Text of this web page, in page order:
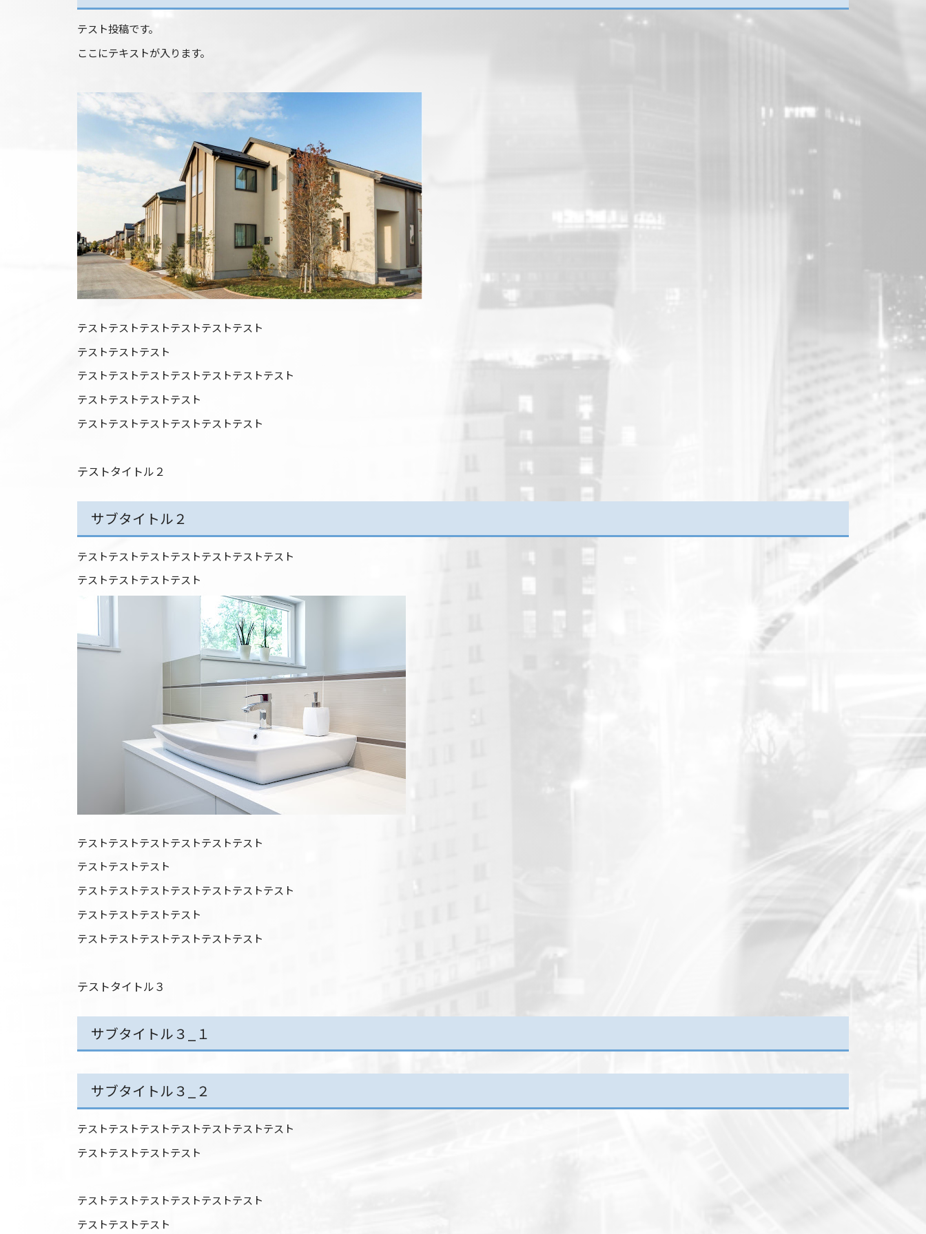
テスト投稿です。
ここにテキストが入ります。
テストテストテストテストテストテスト
テストテストテスト
テストテストテストテストテストテストテスト
テストテストテストテスト
テストテストテストテストテストテスト
テストタイトル２
サブタイトル２
テストテストテストテストテストテストテスト
テストテストテストテスト
テストテストテストテストテストテスト
テストテストテスト
テストテストテストテストテストテストテスト
テストテストテストテスト
テストテストテストテストテストテスト
テストタイトル３
サブタイトル３_１
サブタイトル３_２
テストテストテストテストテストテストテスト
テストテストテストテスト
テストテストテストテストテストテスト
テストテストテスト